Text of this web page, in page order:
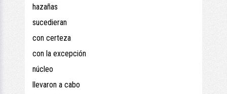
hazañas
sucedieran
con certeza
con la excepción
núcleo
llevaron a cabo